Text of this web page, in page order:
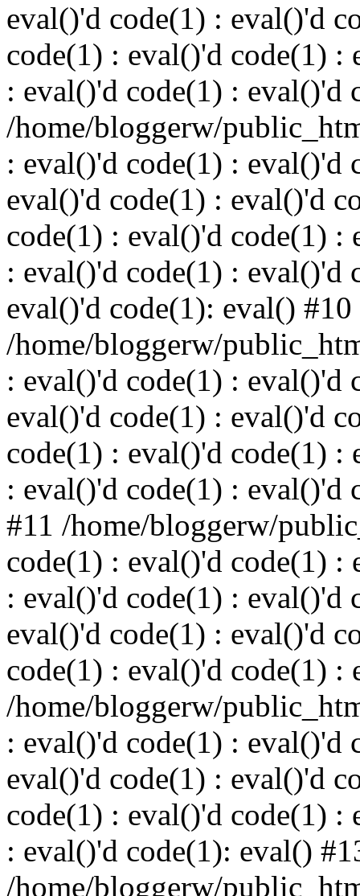
eval()'d code(1) : eval()'d
code(1) : eval()'d code(1) :
: eval()'d code(1) : eval()'d
/home/bloggerw/
: eval()'d code(1) : eval()'d
eval()'d code(1) : eval()'d
code(1) : eval()'d code(1) :
: eval()'d code(1) : eval()'d
eval()'d code(1): eval() #10
/home/bloggerw/
: eval()'d code(1) : eval()'d
eval()'d code(1) : eval()'d
code(1) : eval()'d code(1) :
: eval()'d code(1) : eval()'d
#11 /home/bloggerw/
code(1) : eval()'d code(1) :
: eval()'d code(1) : eval()'d
eval()'d code(1) : eval()'d
code(1) : eval()'d code(1) :
/home/bloggerw/
: eval()'d code(1) : eval()'d
eval()'d code(1) : eval()'d
code(1) : eval()'d code(1) :
: eval()'d code(1): eval()
/home/bloggerw/